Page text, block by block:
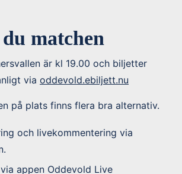
matchen
är kl 19.00 och biljetter
via oddevold.ebiljett.nu
på plats finns flera bra alternativ.
och livekommentering via
appen Oddevold Live